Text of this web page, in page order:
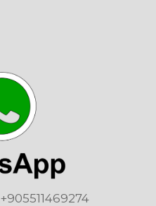
+905511469274